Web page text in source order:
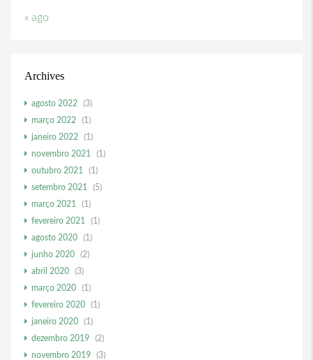
« ago
Archives
agosto 2022
(3)
março 2022
(1)
janeiro 2022
(1)
novembro 2021
(1)
outubro 2021
(1)
setembro 2021
(5)
março 2021
(1)
fevereiro 2021
(1)
agosto 2020
(1)
junho 2020
(2)
abril 2020
(3)
março 2020
(1)
fevereiro 2020
(1)
janeiro 2020
(1)
dezembro 2019
(2)
novembro 2019
(3)